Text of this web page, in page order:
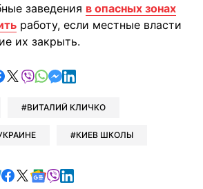
заведения в опасных зонах
работу, если местные власти
их закрыть.
в Telegram
поделиться в Facebook
поделиться в X
отправить в Viber
отправить в Whatsapp
отправить в Messenger
отправить в LinkedIn
ВИТАЛИЙ КЛИЧКО
КИЕВ ШКОЛЫ
Читайте в Telegram
Читайте в Facebook
Читайте в X
Читайте в Google news
Читайте в Viber
Читайте в LinkedIn